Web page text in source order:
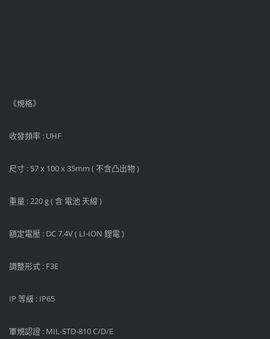
《規格》
收發頻率 : UHF
尺寸 : 57 x 100 x 35mm ( 不含凸出物 )
重量 : 220 g ( 含 電池 天線 )
額定電壓 : DC 7.4V ( LI-ION 鋰電 )
調整形式 : F3E
IP 等級 : IP65
軍規認證 : MIL-STD-810 C/D/E